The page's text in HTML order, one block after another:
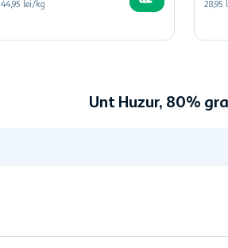
44,95 lei/kg 28,95
Unt Huzur, 80%